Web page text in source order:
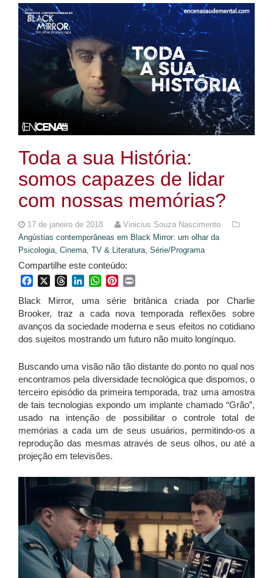
Toda a sua História:
somos capazes de lidar
com nossas memórias?
17 de janeiro de 2018
Vinicius Souza Nascimento
Angústias contemporâneas em Black Mirror: um olhar da
Psicologia, Cinema, TV & Literatura, Série/Programa
Compartilhe este conteúdo:
FacebookThreadsLinkedInWhatsApp
Pinterest
Black Mirror, uma série britânica criada por Charlie
Brooker, traz a cada nova temporada reflexões sobre
avanços da sociedade moderna e seus efeitos no cotidiano
dos sujeitos mostrando um futuro não muito longínquo.
Buscando uma visão não tão distante do ponto no qual nos
encontramos pela diversidade tecnológica que dispomos, o
terceiro episódio da primeira temporada, traz uma amostra
de tais tecnologias expondo um implante chamado “Grão”,
usado na intenção de possibilitar o controle total de
memórias a cada um de seus usuários, permitindo-os a
reprodução das mesmas através de seus olhos, ou até a
projeção em televisões.